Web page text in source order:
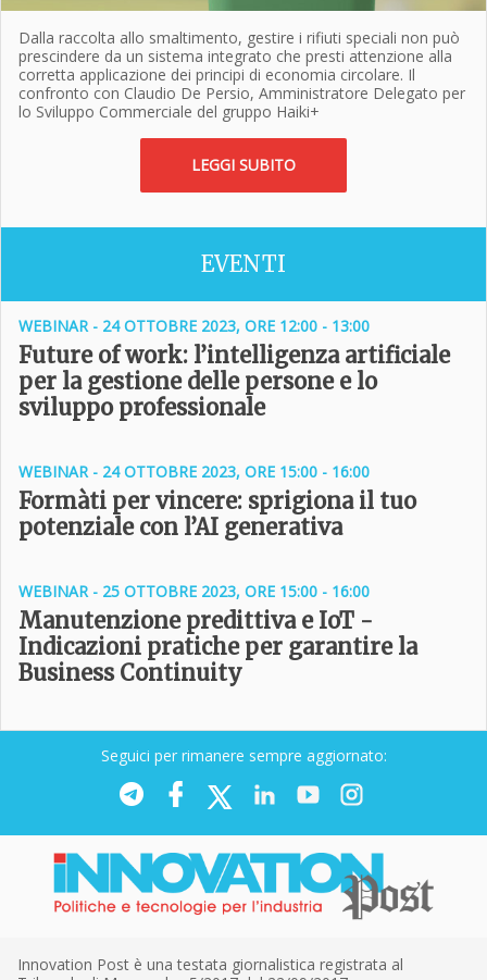
Dalla raccolta allo smaltimento, gestire i rifiuti speciali non può
prescindere da un sistema integrato che presti attenzione alla
corretta applicazione dei principi di economia circolare. Il
confronto con Claudio De Persio, Amministratore Delegato per
lo Sviluppo Commerciale del gruppo Haiki+
LEGGI SUBITO
EVENTI
WEBINAR - 24 OTTOBRE 2023, ORE 12:00 - 13:00
Future of work: l’intelligenza artificiale
per la gestione delle persone e lo
sviluppo professionale
WEBINAR - 24 OTTOBRE 2023, ORE 15:00 - 16:00
Formàti per vincere: sprigiona il tuo
potenziale con l’AI generativa
WEBINAR - 25 OTTOBRE 2023, ORE 15:00 - 16:00
Manutenzione predittiva e IoT -
Indicazioni pratiche per garantire la
Business Continuity
Seguici per rimanere sempre aggiornato:
Innovation Post è una testata giornalistica registrata al